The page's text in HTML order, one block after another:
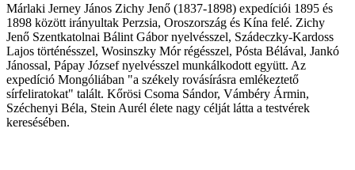
Márlaki Jerney János Zichy Jenő (1837-1898) expedíciói 1895 és
1898 között irányultak Perzsia, Oroszország és Kína felé. Zichy
Jenő Szentkatolnai Bálint Gábor nyelvésszel, Szádeczky-Kardoss
Lajos történésszel, Wosinszky Mór régésszel, Pósta Bélával, Jankó
Jánossal, Pápay József nyelvésszel munkálkodott együtt. Az
expedíció Mongóliában "a székely rovásírásra emlékeztető
sírfeliratokat" talált. Kőrösi Csoma Sándor, Vámbéry Ármin,
Széchenyi Béla, Stein Aurél élete nagy célját látta a testvérek
keresésében.